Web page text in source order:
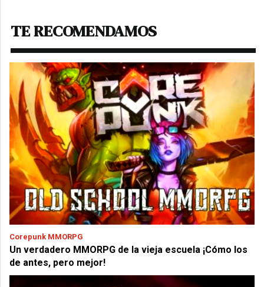
TE RECOMENDAMOS
Corepunk MMORPG
Un verdadero MMORPG de la vieja escuela ¡Cómo los
de antes, pero mejor!